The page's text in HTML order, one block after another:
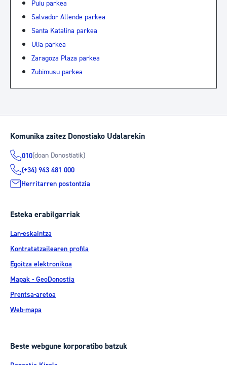
Puiu parkea
Salvador Allende parkea
Santa Katalina parkea
Ulia parkea
Zaragoza Plaza parkea
Zubimusu parkea
Komunika zaitez Donostiako Udalarekin
010(doan Donostiatik)
(+34) 943 481 000
Herritarren postontzia
Esteka erabilgarriak
Lan-eskaintza
Kontratatzailearen profila
Egoitza elektronikoa
Mapak - GeoDonostia
Prentsa-aretoa
Web-mapa
Beste webgune korporatibo batzuk